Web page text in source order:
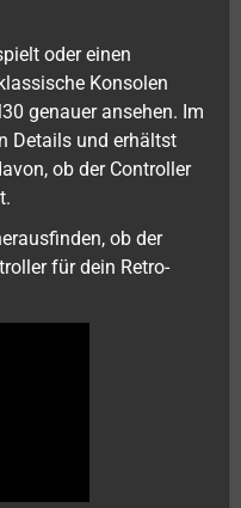
oder einen
Konsolen
genauer ansehen. Im
Details und erhältst
ob der Controller
ob der
für dein Retro-